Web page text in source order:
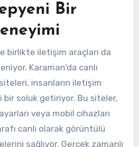
Bir
birlikte iletişim araçları da
Karaman'da canlı
insanların iletişim
bir soluk getiriyor. Bu siteler,
veya mobil cihazları
canlı olarak görüntülü
sağlıyor. Gerçek zamanlı